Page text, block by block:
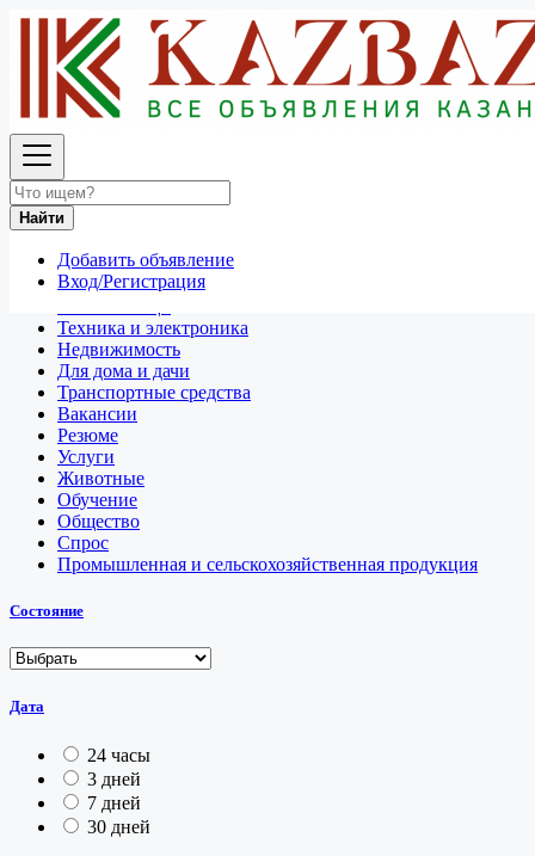
Найти
Добавить объявление
Вход/Регистрация
Для дома и дачи
Игрушки и игры
Все объявления в 50 км around Ижевск
Отдам даром
Разное
Техника и электроника
Недвижимость
Для дома и дачи
Транспортные средства
Вакансии
Резюме
Услуги
Животные
Обучение
Общество
Спрос
Промышленная и сельскохозяйственная продукция
Состояние
Дата
24 часы
3 дней
7 дней
30 дней